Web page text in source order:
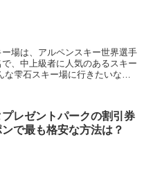
場は、アルペンスキー世界選手
、中上級者に人気のあるスキー
レゼントパークの割引券
で最も格安な方法は？